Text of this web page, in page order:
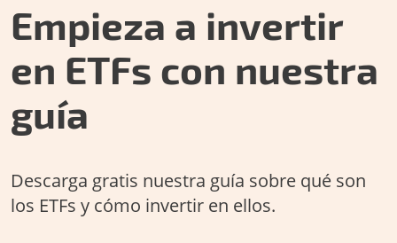
Empieza a invertir
en ETFs con nuestra
guía
Descarga gratis nuestra guía sobre qué son
los ETFs y cómo invertir en ellos.